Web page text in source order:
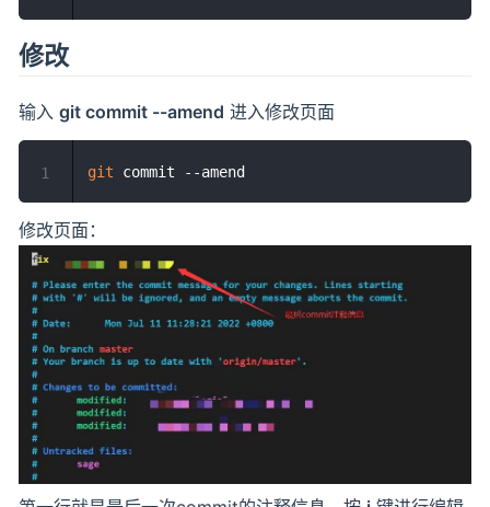
修改
输入 git commit --amend 进入修改页面
git commit --amend
1
修改页面：